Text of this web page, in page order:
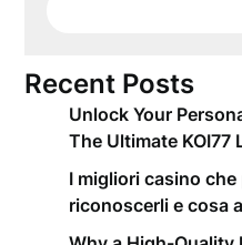
Recent Posts
Unlock Your
The Ultimate KOI77
I migliori casino
riconoscerli e cosa